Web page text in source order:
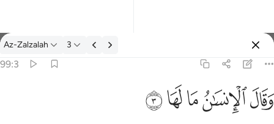
Tafsir: Az-Zalzalah 99:3
Az-Zalzalah 3
99:3
ﱾﱿﲀﲁﲂ